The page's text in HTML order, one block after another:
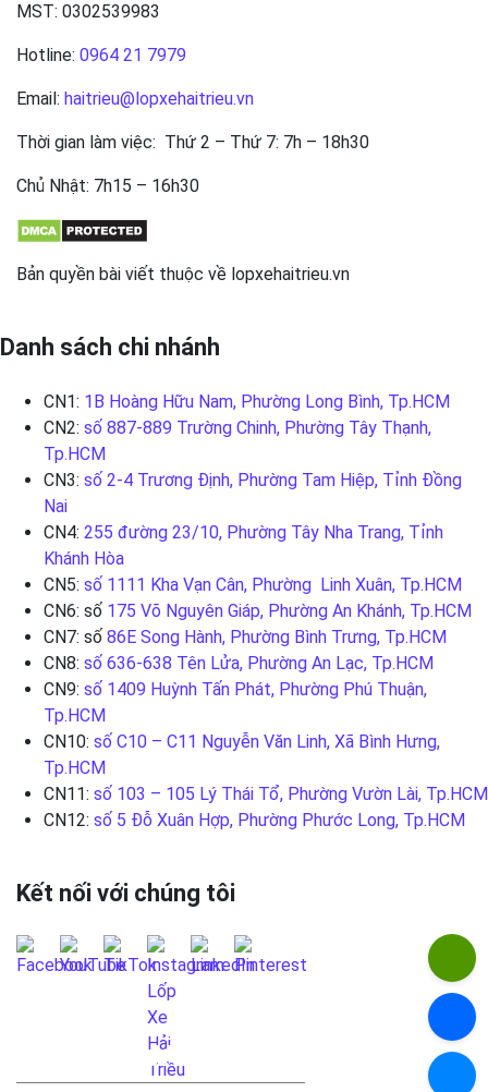
MST: 0302539983
Hotline: 0964 21 7979
Email: haitrieu@lopxehaitrieu.vn
Thời gian làm việc: Thứ 2 – Thứ 7: 7h – 18h30
Chủ Nhật: 7h15 – 16h30
Bản quyền bài viết thuộc về lopxehaitrieu.vn
Danh sách chi nhánh
CN1: 1B Hoàng Hữu Nam, Phường Long Bình, Tp.HCM
CN2: số 887-889 Trường Chinh, Phường Tây Thạnh,
Tp.HCM
CN3: số 2-4 Trương Định, Phường Tam Hiệp, Tỉnh Đồng
Nai
CN4: 255 đường 23/10, Phường Tây Nha Trang, Tỉnh
Khánh Hòa
CN5: số 1111 Kha Vạn Cân, Phường Linh Xuân, Tp.HCM
CN6: số 175 Võ Nguyên Giáp, Phường An Khánh, Tp.HCM
CN7: số 86E Song Hành, Phường Bình Trưng, Tp.HCM
CN8: số 636-638 Tên Lửa, Phường An Lạc, Tp.HCM
CN9: số 1409 Huỳnh Tấn Phát, Phường Phú Thuận,
Tp.HCM
CN10: số C10 – C11 Nguyễn Văn Linh, Xã Bình Hưng,
Tp.HCM
CN11: số 103 – 105 Lý Thái Tổ, Phường Vườn Lài, Tp.HCM
CN12: số 5 Đỗ Xuân Hợp, Phường Phước Long, Tp.HCM
Kết nối với chúng tôi
LIÊN HỆ QUA FANPAGE